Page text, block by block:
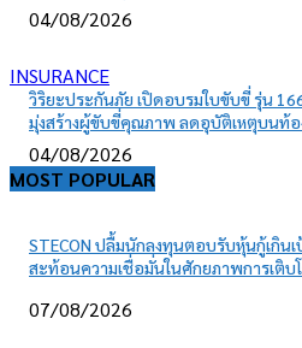
04/08/2026
INSURANCE
วิริยะประกันภัย เปิดอบรมใบขับขี่ รุ่น
มุ่งสร้างผู้ขับขี่คุณภาพ ลดอุบัติเหตุบนท้
04/08/2026
MOST POPULAR
STECON ปลื้มนักลงทุนตอบรับหุ้นกู้เกิน
สะท้อนความเชื่อมั่นในศักยภาพการเติบ
07/08/2026